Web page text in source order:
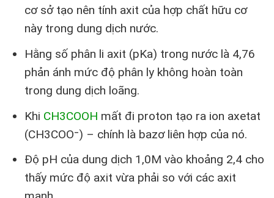
cơ sở tạo nên tính axit của hợp chất hữu cơ
này trong dung dịch nước.
Hằng số phân li axit (pKa) trong nước là 4,76
phản ánh mức độ phân ly không hoàn toàn
trong dung dịch loãng.
Khi CH3COOH mất đi proton tạo ra ion axetat
(CH3COO⁻) – chính là bazơ liên hợp của nó.
Độ pH của dung dịch 1,0M vào khoảng 2,4 cho
thấy mức độ axit vừa phải so với các axit